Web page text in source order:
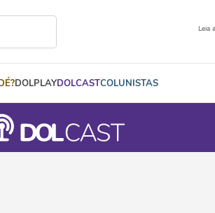
Leia
DOLPLAYDOLCASTCOLUNISTAS